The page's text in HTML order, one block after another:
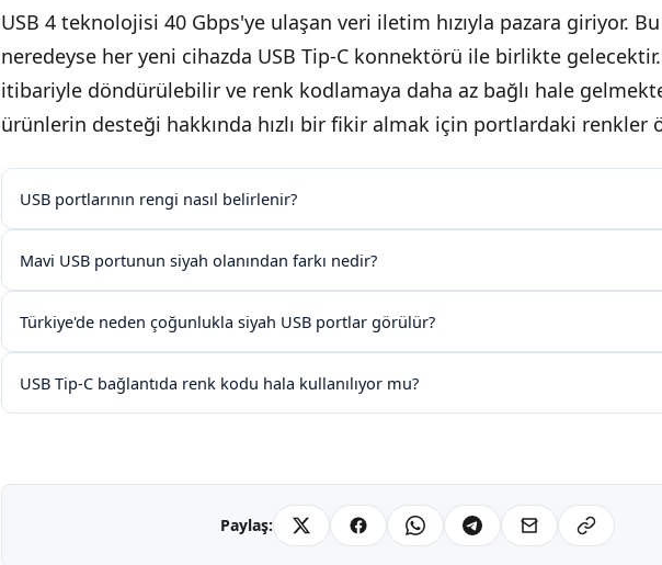
USB 4 teknolojisi 40 Gbps'ye ulaşan veri iletim hızıyla pazara giriyor.
neredeyse her yeni cihazda USB Tip-C konnektörü ile birlikte
itibariyle döndürülebilir ve renk kodlamaya daha az bağlı hale
ürünlerin desteği hakkında hızlı bir fikir almak için portlardaki renkler
USB portlarının rengi nasıl belirlenir?
Mavi USB portunun siyah olanından farkı nedir?
Türkiye'de neden çoğunlukla siyah USB portlar görülür?
USB Tip-C bağlantıda renk kodu hala kullanılıyor mu?
Paylaş: